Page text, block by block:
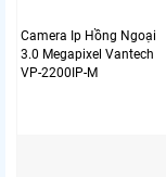
Camera Ip Hồng Ngoại
3.0 Megapixel Vantech
VP-2200IP-M